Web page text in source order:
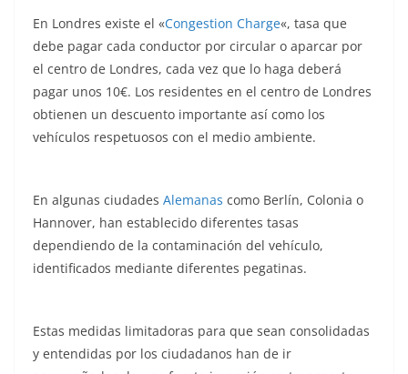
En Londres existe el «Congestion Charge«, tasa que
debe pagar cada conductor por circular o aparcar por
el centro de Londres, cada vez que lo haga deberá
pagar unos 10€. Los residentes en el centro de Londres
obtienen un descuento importante así como los
vehículos respetuosos con el medio ambiente.
En algunas ciudades Alemanas como Berlín, Colonia o
Hannover, han establecido diferentes tasas
dependiendo de la contaminación del vehículo,
identificados mediante diferentes pegatinas.
Estas medidas limitadoras para que sean consolidadas
y entendidas por los ciudadanos han de ir